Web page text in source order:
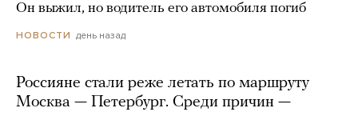
Он выжил, но водитель его автомобиля погиб
НОВОСТИ день назад
Россияне стали реже летать по маршруту
Москва — Петербург. Среди причин —